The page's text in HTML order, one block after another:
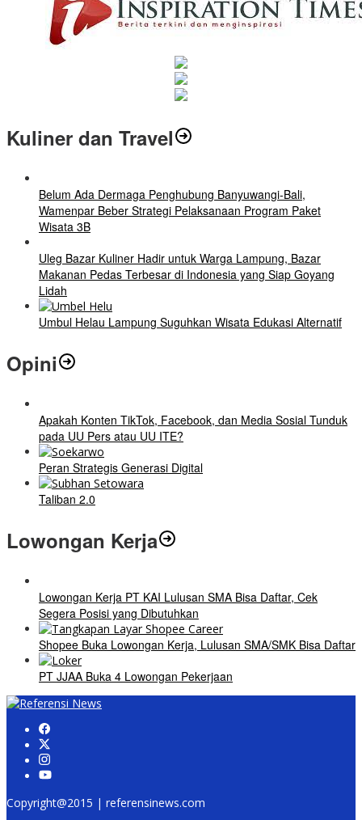
Kuliner dan Travel
Belum Ada Dermaga Penghubung Banyuwangi-Bali,
Wamenpar Beber Strategi Pelaksanaan Program Paket
Wisata 3B
Uleg Bazar Kuliner Hadir untuk Warga Lampung, Bazar
Makanan Pedas Terbesar di Indonesia yang Siap Goyang
Lidah
Umbul Helau Lampung Suguhkan Wisata Edukasi Alternatif
Opini
Apakah Konten TikTok, Facebook, dan Media Sosial Tunduk
pada UU Pers atau UU ITE?
Peran Strategis Generasi Digital
Taliban 2.0
Lowongan Kerja
Lowongan Kerja PT KAI Lulusan SMA Bisa Daftar, Cek
Segera Posisi yang Dibutuhkan
Shopee Buka Lowongan Kerja, Lulusan SMA/SMK Bisa Daftar
PT JJAA Buka 4 Lowongan Pekerjaan
Copyright@2015 | referensinews.com